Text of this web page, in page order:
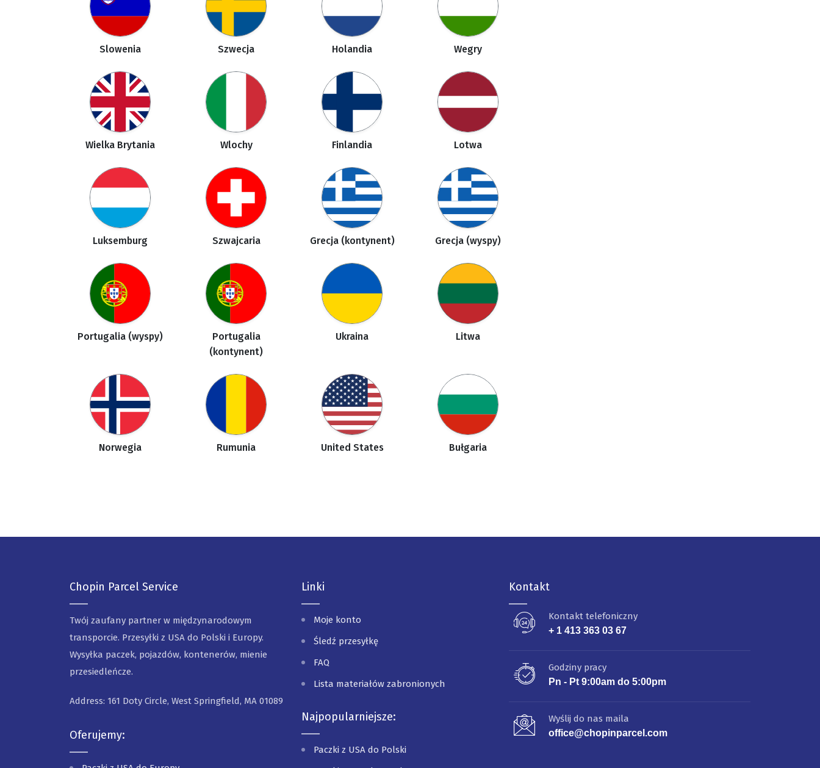
Slowenia Szwecja Holandia Wegry
Wielka Brytania Wlochy Finlandia Lotwa
Luksemburg Szwajcaria Grecja (kontynent) Grecja (wyspy)
Portugalia (wyspy)
Portugalia
(kontynent)
Ukraina Litwa
Norwegia Rumunia United States Bułgaria
Chopin Parcel Service
Twój zaufany partner w międzynarodowym
transporcie. Przesyłki z USA do Polski i Europy.
Wysyłka paczek, pojazdów, kontenerów, mienie
przesiedleńcze.
Address: 161 Doty Circle, West Springfield, MA 01089
Oferujemy:
Linki
Moje konto
Śledź przesyłkę
FAQ
Lista materiałów zabronionych
Najpopularniejsze:
Paczki z USA do Polski
Kontakt
Kontakt telefoniczny
+ 1 413 363 03 67
Godziny pracy
Pn - Pt 9:00am do 5:00pm
Wyślij do nas maila
office@chopinparcel.com